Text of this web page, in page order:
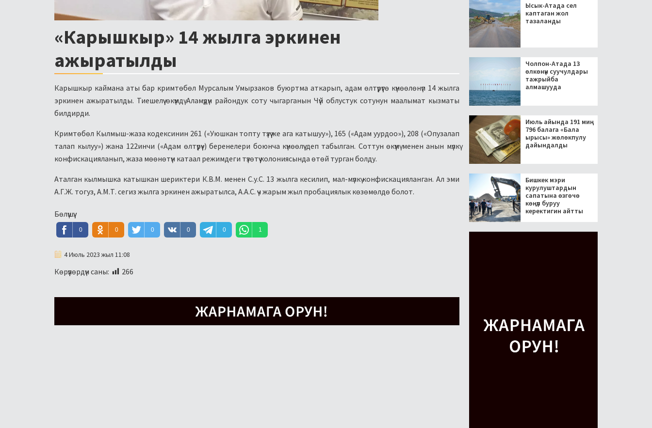
«Карышкыр» 14 жылга эркинен
ажыратылды
Карышкыр каймана аты бар кримтөбөл Мурсалым Умырзаков буюртма аткарып, адам өлтүрүүгө күнөөлөнүп 14 жылга
эркинен ажыратылды. Тиешелүү өкүмдү Аламүдүн райондук соту чыгарганын Чүй облустук сотунун маалымат кызматы
билдирди.
Кримтөбөл Кылмыш-жаза кодексинин 261 («Уюшкан топту түзүү же ага катышуу»), 165 («Адам уурдоо»), 208 («Опузалап
талап кылуу») жана 122инчи («Адам өлтүрүү») беренелери боюнча күнөөлүү деп табылган. Соттун өкүмү менен анын мүлкү
конфискацияланып, жаза мөөнөтүн катаал режимдеги түзөтүү колониясында өтөй турган болду.
Аталган кылмышка катышкан шериктери К.В.М. менен С.у.С. 13 жылга кесилип, мал-мүлкү конфискацияланган. Ал эми
А.Г.Ж. тогуз, А.М.Т. сегиз жылга эркинен ажыратылса, А.А.С. үч жарым жыл пробациялык көзөмөлдө болот.
Бөлүшүү:
0 0 0 0 0 1
4 Июль 2023 жыл 11:08
Көрүүлөрдүн саны: 266
Ысык-Атада сел
каптаган жол
тазаланды
Чолпон-Атада 13
өлкөнүн суучулдары
тажрыйба
алмашууда
Июль айында 191 миң
796 балага «Бала
ырысы» жөлөкпулу
дайындалды
Бишкек мэри
курулуштардын
сапатына өзгөчө
көңүл буруу
керектигин айтты